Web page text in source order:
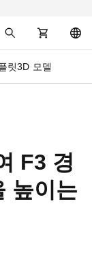
릿3D 모델
F3 경
높이는